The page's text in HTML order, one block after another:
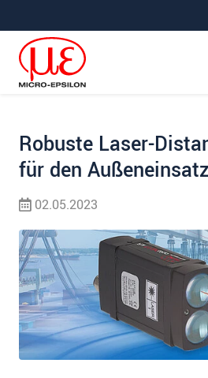
Robuste Laser-
für den Außeneinsatz
02.05.2023